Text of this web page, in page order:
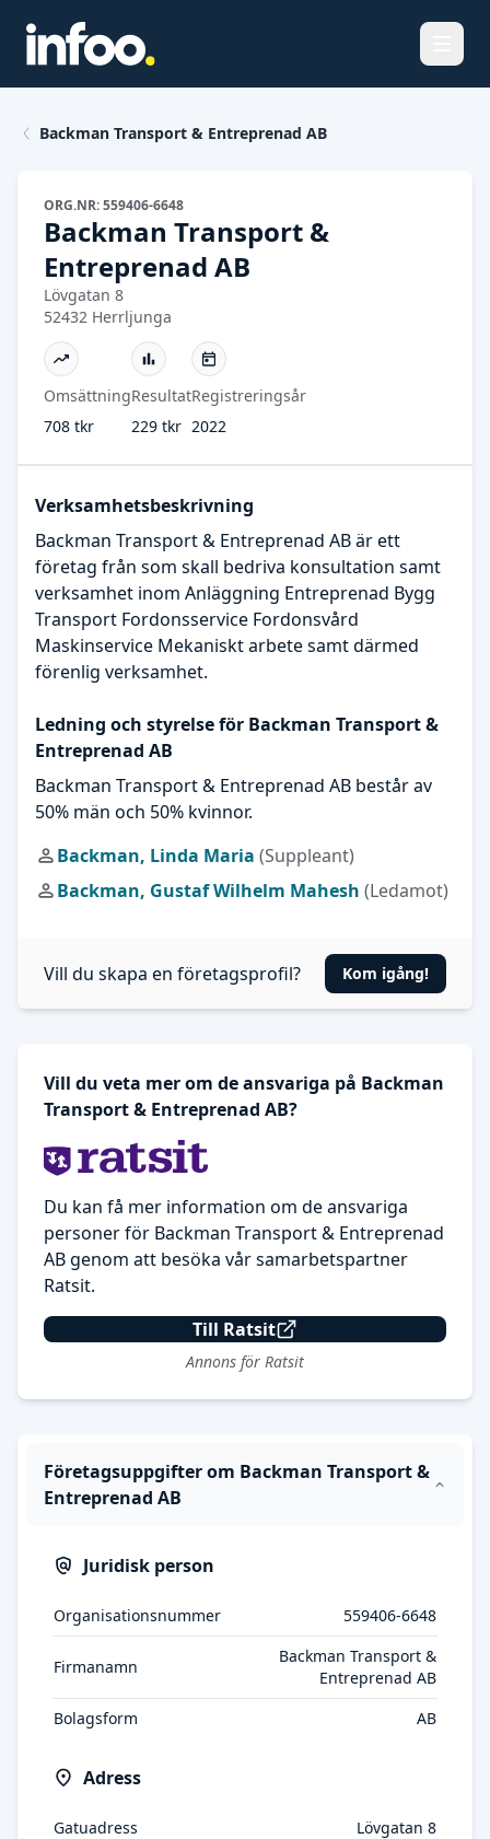
Backman Transport & Entreprenad AB
ORG.NR: 559406-6648
Backman Transport &
Entreprenad AB
Lövgatan 8
52432 Herrljunga
Omsättning
708 tkr
Resultat
229 tkr
Registreringsår
2022
Verksamhetsbeskrivning
Backman Transport & Entreprenad AB är ett
företag från som skall bedriva konsultation samt
verksamhet inom Anläggning Entreprenad Bygg
Transport Fordonsservice Fordonsvård
Maskinservice Mekaniskt arbete samt därmed
förenlig verksamhet.
Ledning och styrelse för Backman Transport &
Entreprenad AB
Backman Transport & Entreprenad AB består av
50% män och 50% kvinnor.
Backman, Linda Maria (Suppleant)
Backman, Gustaf Wilhelm Mahesh (Ledamot)
Vill du skapa en företagsprofil? Kom igång!
Vill du veta mer om de ansvariga på Backman
Transport & Entreprenad AB?
Du kan få mer information om de ansvariga
personer för Backman Transport & Entreprenad
AB genom att besöka vår samarbetspartner
Ratsit.
Till Ratsit
Annons för Ratsit
Företagsuppgifter om Backman Transport &
Entreprenad AB
Juridisk person
Organisationsnummer 559406-6648
Firmanamn
Backman Transport &
Entreprenad AB
Bolagsform
AB
Adress
Gatuadress
Lövgatan 8